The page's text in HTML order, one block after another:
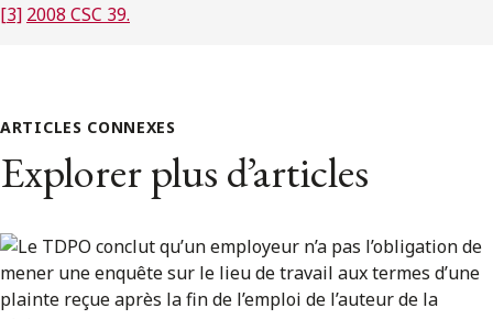
[3] 2008 CSC 39.
ARTICLES CONNEXES
Explorer plus d’articles